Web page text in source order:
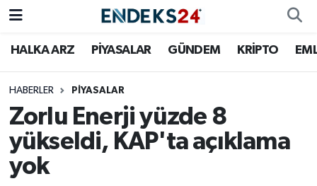
HALKA ARZ PİYASALAR GÜNDEM KRİPTO
HABERLER PİYASALAR
Zorlu Enerji yüzde 8
yükseldi, KAP'ta açıklama
yok
EMLAK
ENERJİ
GÜNDEM
HALKA ARZ
Nöbetçi Eczaneler
Hava Durumu
Trafik Durumu
Süper Lig Puan Durumu ve Fikstür